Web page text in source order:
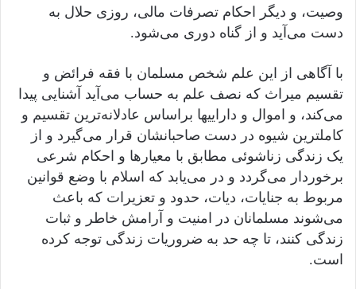
وصیت، و دیگر احکام تصرفات مالی، روزی حلال به
دست می‌آید و از گناه دوری می‌شود.
با آگاهی از این علم شخص مسلمان با فقه فرائض و
تقسیم میراث که نصف علم به حساب می‌آید آشنایی پیدا
می‌کند، و اموال و داراییها براساس عادلانه‌ترین تقسیم و
کاملترین شیوه در دست صاحبانشان قرار می‌گیرد و از
یک زندگی زناشوئی مطابق با معیارها و احکام شرعی
برخوردار می‌گردد و در می‌یابد که اسلام با وضع قوانین
مربوط به جنایات، دیات، حدود و تعزیرات که باعث
می‌شوند مسلمانان در امنیت و آرامش خاطر و ثبات
زندگی کنند، تا چه حد به ضروریات زندگی توجه کرده
است.